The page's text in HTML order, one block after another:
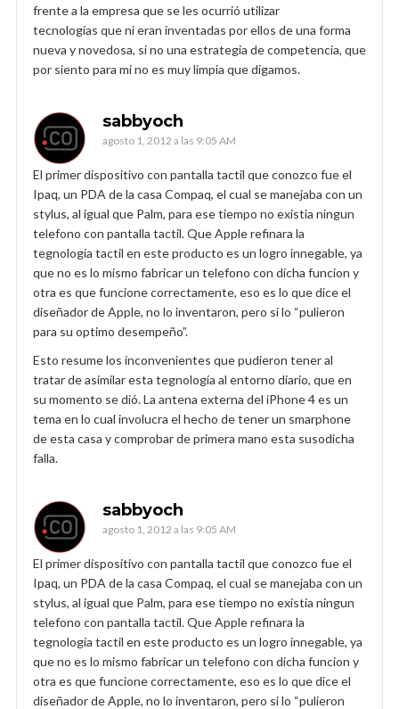
frente a la empresa que se les ocurrió utilizar
tecnologías que ni eran inventadas por ellos de una forma
nueva y novedosa, si no una estrategia de competencia, que
por siento para mi no es muy limpia que digamos.
sabbyoch
agosto 1, 2012 a las 9:05 AM
El primer dispositivo con pantalla tactil que conozco fue el
Ipaq, un PDA de la casa Compaq, el cual se manejaba con un
stylus, al igual que Palm, para ese tiempo no existia ningun
telefono con pantalla tactil. Que Apple refinara la
tegnología tactil en este producto es un logro innegable, ya
que no es lo mismo fabricar un telefono con dicha funcion y
otra es que funcione correctamente, eso es lo que dice el
diseñador de Apple, no lo inventaron, pero si lo “pulieron
para su optimo desempeño”.
Esto resume los inconvenientes que pudieron tener al
tratar de asimilar esta tegnología al entorno diario, que en
su momento se dió. La antena externa del iPhone 4 es un
tema en lo cual involucra el hecho de tener un smarphone
de esta casa y comprobar de primera mano esta susodicha
falla.
sabbyoch
agosto 1, 2012 a las 9:05 AM
El primer dispositivo con pantalla tactil que conozco fue el
Ipaq, un PDA de la casa Compaq, el cual se manejaba con un
stylus, al igual que Palm, para ese tiempo no existia ningun
telefono con pantalla tactil. Que Apple refinara la
tegnología tactil en este producto es un logro innegable, ya
que no es lo mismo fabricar un telefono con dicha funcion y
otra es que funcione correctamente, eso es lo que dice el
diseñador de Apple, no lo inventaron, pero si lo “pulieron